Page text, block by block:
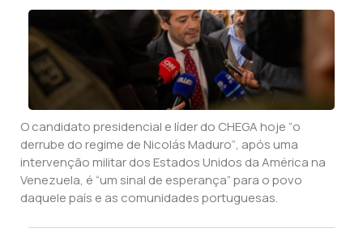
O candidato presidencial e líder do CHEGA hoje “o
derrube do regime de Nicolás Maduro“, após uma
intervenção militar dos Estados Unidos da América na
Venezuela, é “um sinal de esperança” para o povo
daquele país e as comunidades portuguesas.